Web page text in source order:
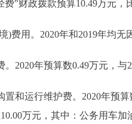
财政拨款预算10.49万元，
用。2020年和2019年均无
年预算数0.49万元，与
运行维护费。2020年预算
万元，其中：公务用车